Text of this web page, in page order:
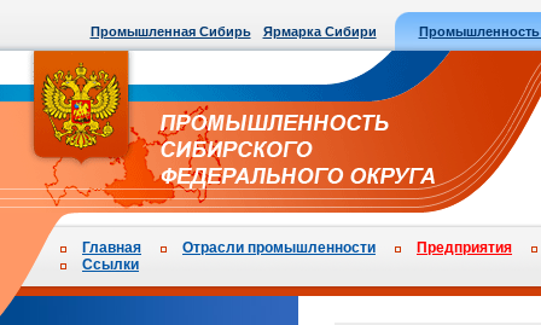
Промышленная Сибирь Ярмарка Сибири
Главная Отрасли промышленности
Предприятия
Ссылки